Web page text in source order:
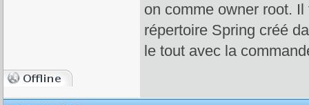
on comme owner root.
répertoire Spring créé
le tout avec la